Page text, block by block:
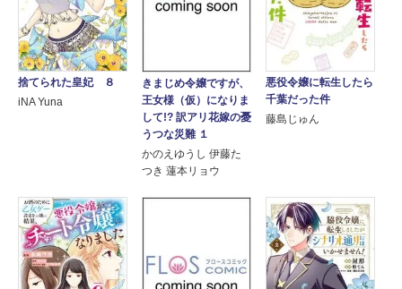
捨てられた皇妃 ８
iNA Yuna
きまじめ令嬢ですが、
王女様（仮）になりま
して!? 訳アリ花嫁の憂
うつな災難 １
かのえゆうし 伊藤た
つき 蓮本リョウ
悪役令嬢に転生したら
千葉だった件
藤島じゅん